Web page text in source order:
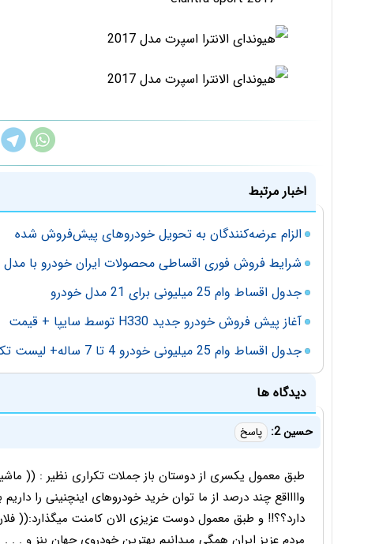
اخبار مرتبط
الزام عرضه‌کنندگان به تحویل خودروهای پیش‌فروش شده
شرایط فروش فوری اقساطی محصولات ایران خودرو با مدل 95
جدول اقساط وام 25 میلیونی برای 21 مدل خودرو
آغاز پیش فروش خودرو جدید H330 توسط سایپا + قیمت
جدول اقساط وام 25 میلیونی خودرو 4 تا 7 ساله+ لیست تکمیلی
دیدگاه ها
حسین 2: پاسخ
طبق معمول یکسری از دوستان باز جملات تکراری نظیر : ((
وااااقع چند درصد از ما توان خرید خودروهای اینچنینی را داریم
دارد؟؟!! و طبق معمول دوست عزیزی الان کامنت میگذارد:((
مردم عزیز ایران همگی میدانیم بهترین خودروی جهان بنز و .